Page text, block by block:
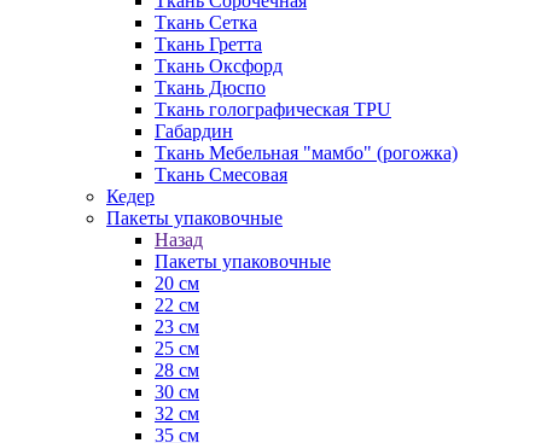
Ткань Сетка
Ткань Гретта
Ткань Оксфорд
Ткань Дюспо
Ткань голографическая TPU
Габардин
Ткань Мебельная "мамбо" (рогожка)
Ткань Смесовая
Кедер
Пакеты упаковочные
Назад
Пакеты упаковочные
20 см
22 см
23 см
25 см
28 см
30 см
32 см
35 см